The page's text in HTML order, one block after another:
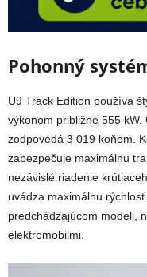
Pohonný
U9 Track Edition používa
výkonom približne 555
zodpovedá 3 019 koňom.
zabezpečuje maximálnu
nezávislé riadenie
uvádza maximálnu
predchádzajúcom modeli,
elektromobilmi.